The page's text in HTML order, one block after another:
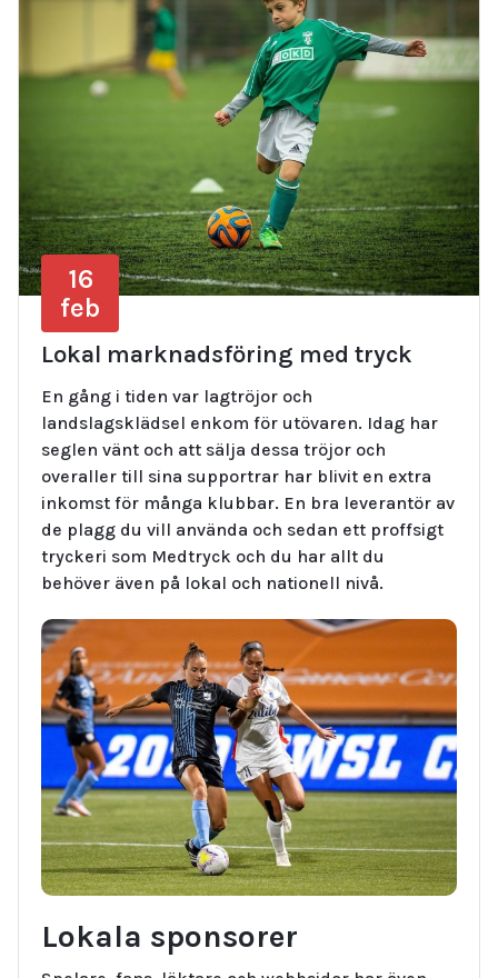
16
feb
Lokal marknadsföring med tryck
En gång i tiden var lagtröjor och
landslagsklädsel enkom för utövaren. Idag har
seglen vänt och att sälja dessa tröjor och
overaller till sina supportrar har blivit en extra
inkomst för många klubbar. En bra leverantör av
de plagg du vill använda och sedan ett proffsigt
tryckeri som Medtryck och du har allt du
behöver även på lokal och nationell nivå.
Lokala sponsorer